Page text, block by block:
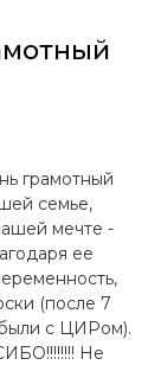
грамотный
семье,
мечте -
ее
(после 7
были с ЦИРом).
Не